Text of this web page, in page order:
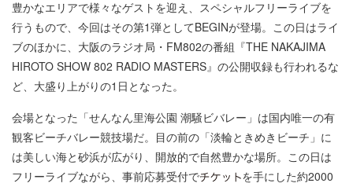
豊かなエリアで様々なゲストを迎え、スペシャルフリーライブを
行うもので、今回はその第1弾としてBEGINが登場。この日はライ
ブのほかに、大阪のラジオ局・FM802の番組『THE NAKAJIMA
HIROTO SHOW 802 RADIO MASTERS』の公開収録も行われるな
ど、大盛り上がりの1日となった。
会場となった「せんなん里海公園 潮騒ビバレー」は国内唯一の有
観客ビーチバレー競技場だ。目の前の「淡輪ときめきビーチ」に
は美しい海と砂浜が広がり、開放的で自然豊かな場所。この日は
フリーライブながら、事前応募受付で
を手にした約2000